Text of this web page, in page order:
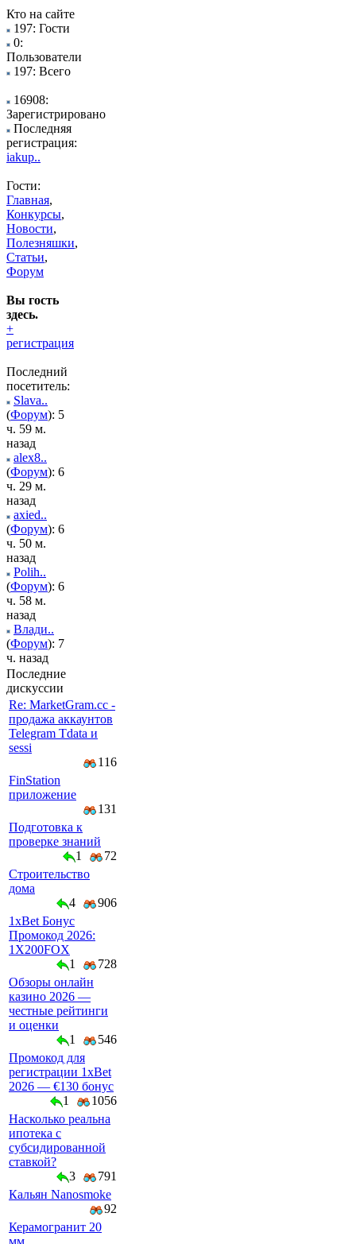
Кто на сайте
197: Гости
0:
Пользователи
197: Всего
16908:
Зарегистрировано
Последняя
регистрация:
iakup..
Гости:
Главная,
Конкурсы,
Новости,
Полезняшки,
Статьи,
Форум
Вы гость
здесь.
+
регистрация
Последний
посетитель:
Slava..
(Форум): 5
ч. 59 м.
назад
alex8..
(Форум): 6
ч. 29 м.
назад
axied..
(Форум): 6
ч. 50 м.
назад
Polih..
(Форум): 6
ч. 58 м.
назад
Влади..
(Форум): 7
ч. назад
Последние
дискуссии
Re: MarketGram.cc -
продажа аккаунтов
Telegram Tdata и
sessi
116
FinStation
приложение
131
Подготовка к
проверке знаний
1
72
Строительство
дома
4
906
1xBet Бонус
Промокод 2026:
1X200FOX
1
728
Обзоры онлайн
казино 2026 —
честные рейтинги
и оценки
1
546
Промокод для
регистрации 1xBet
2026 — €130 бонус
1
1056
Насколько реальна
ипотека с
субсидированной
ставкой?
3
791
Кальян Nanosmoke
92
Керамогранит 20
мм